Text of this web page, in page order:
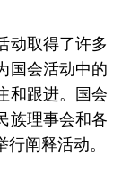
动取得了许多
国会活动中的
和跟进。国会
族理事会和各
阐释活动。